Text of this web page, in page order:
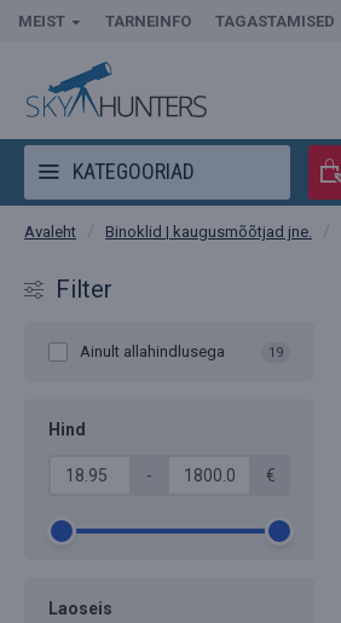
MEIST TARNEINFO TAGASTAMISED
KATEGOORIAD
Avaleht Binoklid | kaugusmõõtjad jne.
Filter
Ainult allahindlusega 19
Hind
- €
Laoseis